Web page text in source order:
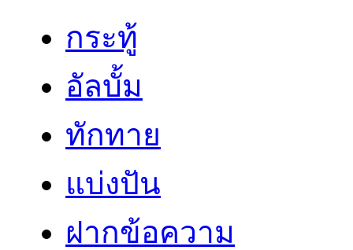
กระทู้
อัลบั้ม
ทักทาย
แบ่งปัน
ฝากข้อความ